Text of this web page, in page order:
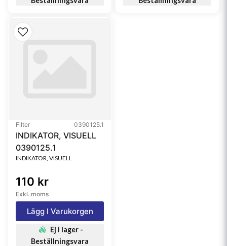
Filter 0390125.1
INDIKATOR, VISUELL
0390125.1
INDIKATOR, VISUELL
110 kr
Exkl. moms
Lägg I Varukorgen
Ej i lager -
Beställningsvara